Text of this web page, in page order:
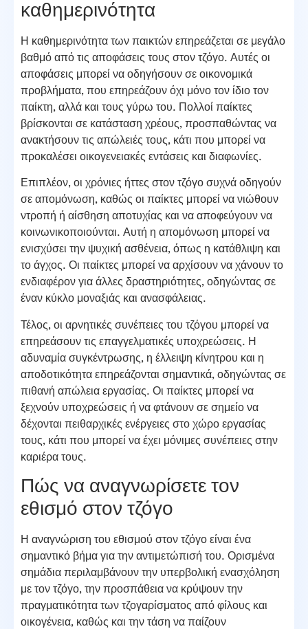
καθημερινότητα
Η καθημερινότητα των παικτών επηρεάζεται σε μεγάλο
βαθμό από τις αποφάσεις τους στον τζόγο. Αυτές οι
αποφάσεις μπορεί να οδηγήσουν σε οικονομικά
προβλήματα, που επηρεάζουν όχι μόνο τον ίδιο τον
παίκτη, αλλά και τους γύρω του. Πολλοί παίκτες
βρίσκονται σε κατάσταση χρέους, προσπαθώντας να
ανακτήσουν τις απώλειές τους, κάτι που μπορεί να
προκαλέσει οικογενειακές εντάσεις και διαφωνίες.
Επιπλέον, οι χρόνιες ήττες στον τζόγο συχνά οδηγούν
σε απομόνωση, καθώς οι παίκτες μπορεί να νιώθουν
ντροπή ή αίσθηση αποτυχίας και να αποφεύγουν να
κοινωνικοποιούνται. Αυτή η απομόνωση μπορεί να
ενισχύσει την ψυχική ασθένεια, όπως η κατάθλιψη και
το άγχος. Οι παίκτες μπορεί να αρχίσουν να χάνουν το
ενδιαφέρον για άλλες δραστηριότητες, οδηγώντας σε
έναν κύκλο μοναξιάς και ανασφάλειας.
Τέλος, οι αρνητικές συνέπειες του τζόγου μπορεί να
επηρεάσουν τις επαγγελματικές υποχρεώσεις. Η
αδυναμία συγκέντρωσης, η έλλειψη κίνητρου και η
αποδοτικότητα επηρεάζονται σημαντικά, οδηγώντας σε
πιθανή απώλεια εργασίας. Οι παίκτες μπορεί να
ξεχνούν υποχρεώσεις ή να φτάνουν σε σημείο να
δέχονται πειθαρχικές ενέργειες στο χώρο εργασίας
τους, κάτι που μπορεί να έχει μόνιμες συνέπειες στην
καριέρα τους.
Πώς να αναγνωρίσετε τον
εθισμό στον τζόγο
Η αναγνώριση του εθισμού στον τζόγο είναι ένα
σημαντικό βήμα για την αντιμετώπισή του. Ορισμένα
σημάδια περιλαμβάνουν την υπερβολική ενασχόληση
με τον τζόγο, την προσπάθεια να κρύψουν την
πραγματικότητα των τζογαρίσματος από φίλους και
οικογένεια, καθώς και την τάση να παίζουν